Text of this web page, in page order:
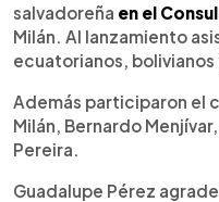
salvadoreña en el
Milán. Al lanzamiento
ecuatorianos,
Además participaron el
Milán, Bernardo
Pereira.
Guadalupe Pérez